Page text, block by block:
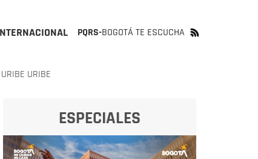
PQRS-BOGOTÁ TE ESCUCHA
URIBE
ESPECIALES